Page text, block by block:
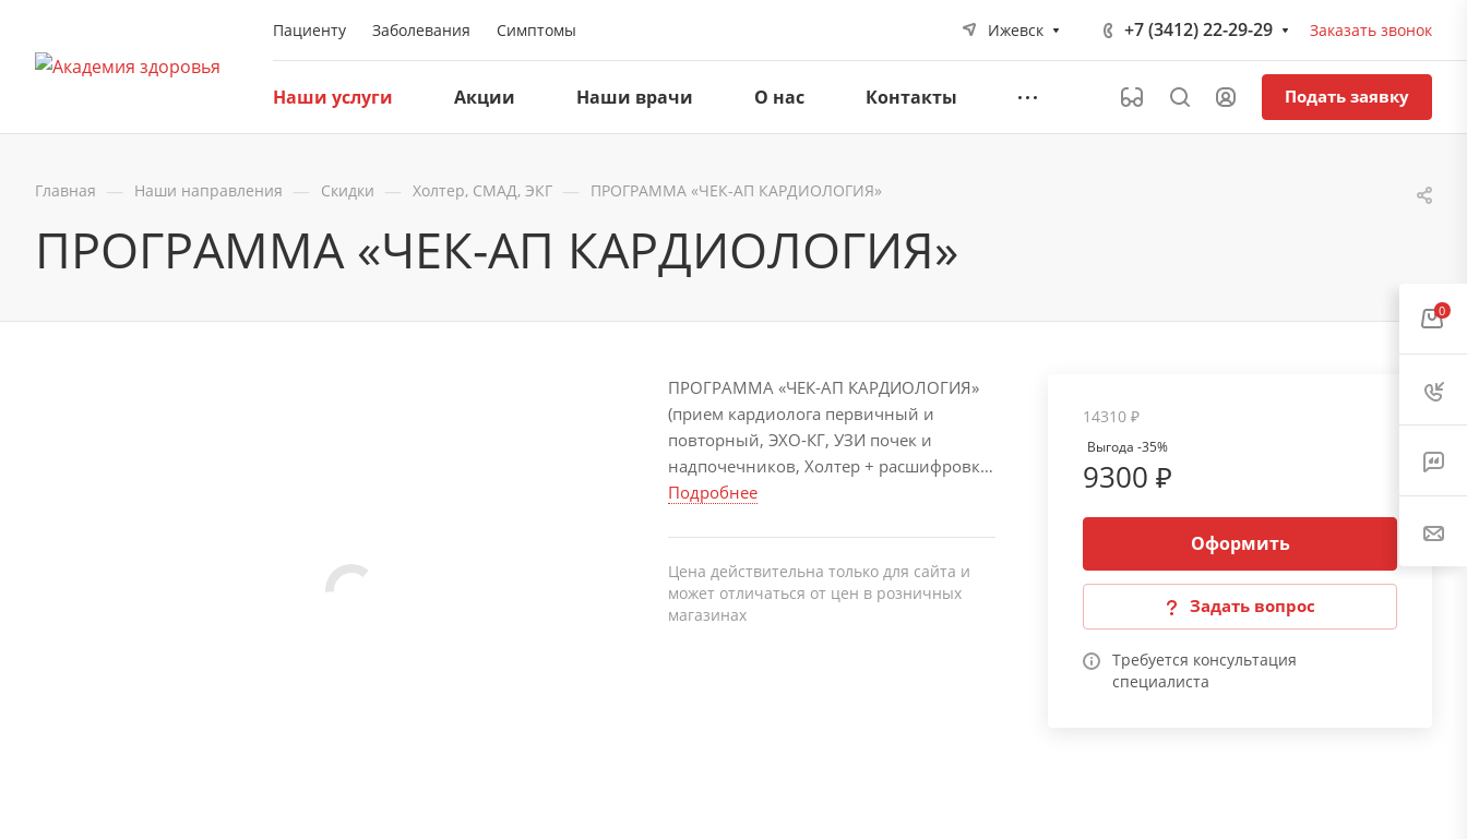
Пациенту Заболевания Симптомы Ижевск +7 (3412) 22-29-29 Заказать звонок
Наши услуги Акции Наши врачи О нас Контакты Подать заявку
Главная — Наши направления — Скидки — Холтер, СМАД, ЭКГ — ПРОГРАММА «ЧЕК-АП КАРДИОЛОГИЯ»
ПРОГРАММА «ЧЕК-АП КАРДИОЛОГИЯ»
14310 ₽
Выгода -35%
9300 ₽
Оформить
Задать вопрос
Требуется консультация
специалиста
ПРОГРАММА «ЧЕК-АП КАРДИОЛОГИЯ»
(прием кардиолога первичный и
повторный, ЭХО-КГ, УЗИ почек и
надпочечников, Холтер + расшифровка,
ЭКГ + расшифровка, КОМПЛЕКС
«КОАГУЛОГРАММА», забор
биоматериала)
Подробнее
Цена действительна только для сайта и
может отличаться от цен в розничных
магазинах
0